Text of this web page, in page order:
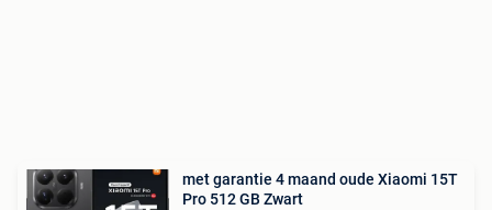
met garantie 4 maand oude Xiaomi 15T
Pro 512 GB Zwart